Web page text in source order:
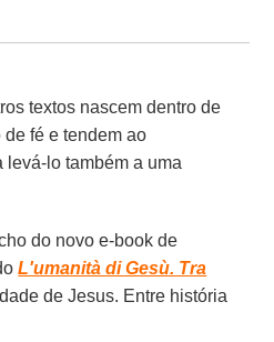
textos nascem dentro de
fé e tendem ao
levá-lo também a uma
do novo e-book de
L'umanità di Gesù. Tra
de Jesus. Entre história